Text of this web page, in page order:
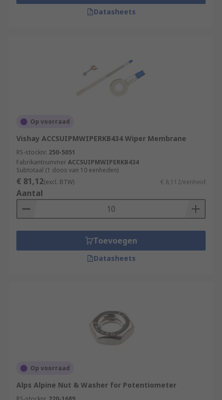
Datasheets
Op voorraad
Vishay ACCSUIPMWIPERKB434 Wiper Membrane
RS-stocknr. 250-5051
FabrikantnummerACCSUIPMWIPERKB434
Subtotaal (1 doos van 10 eenheden)
€ 81,12(excl. BTW) € 8,112/eenheid
Aantal
Toevoegen
Datasheets
Op voorraad
Alps Alpine Nut & Washer for Potentiometer